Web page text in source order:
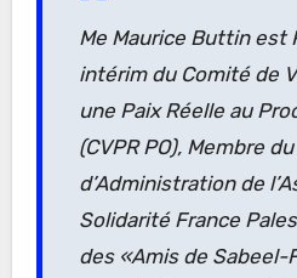
Me Maurice Buttin est
intérim du Comité de
une Paix Réelle au
(CVPR PO), Membre
d’Administration de
Solidarité France
des «Amis de Sabeel-